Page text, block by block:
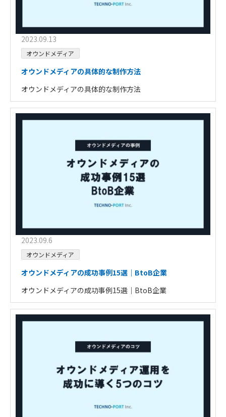
2023.09.13
オウンドメディア
オウンドメディアの具体的な制作方法
オウンドメディアの具体的な制作方法
2023.09.6
オウンドメディア
オウンドメディアの成功事例15選｜BtoB企業
オウンドメディアの成功事例15選｜BtoB企業